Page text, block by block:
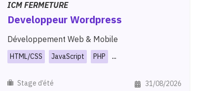
ICM FERMETURE
DeveloppeurWordpress
Développement Web & Mobile
HTML/CSS JavaScript PHP ...
Stage d’été
31/08/2026